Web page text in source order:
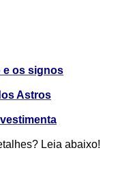
e os signos
Astros
Leia abaixo!